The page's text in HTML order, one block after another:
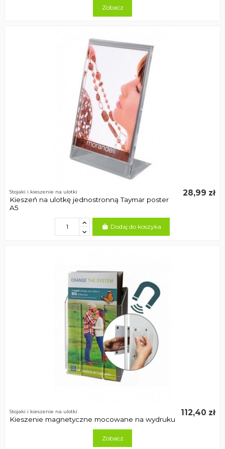
Zobacz
Stojaki i kieszenie na ulotki
Kieszeń na ulotkę jednostronną Taymar poster
A5
28,99 zł
Dodaj do koszyka
Stojaki i kieszenie na ulotki
Kieszenie magnetyczne mocowane na wydruku
112,40 zł
Zobacz